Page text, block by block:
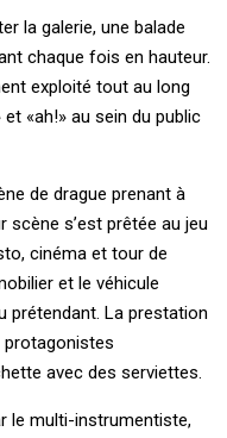
la galerie, une balade
chaque fois en hauteur.
exploité tout au long
«ah!» au sein du public
de drague prenant à
s’est prêtée au jeu
cinéma et tour de
et le véhicule
prétendant. La prestation
protagonistes
avec des serviettes.
le multi-instrumentiste,